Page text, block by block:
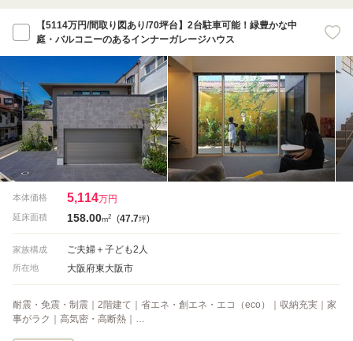
【5114万円/間取り図あり/70坪台】2台駐車可能！緑豊かな中
庭・バルコニーのあるインナーガレージハウス
本体価格 5,114万円
延床面積 158.00m2 (47.7坪)
家族構成 ご夫婦＋子ども2人
所在地 大阪府東大阪市
耐震・免震・制震｜2階建て｜省エネ・創エネ・エコ（eco）｜収納充実｜家
事がラク｜高気密・高断熱｜…